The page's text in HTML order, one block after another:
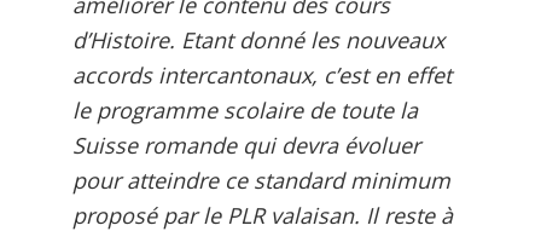
d’Histoire. Etant donné les nouveaux
accords intercantonaux, c’est en effet
le programme scolaire de toute la
Suisse romande qui devra évoluer
pour atteindre ce standard minimum
proposé par le PLR valaisan. Il reste à